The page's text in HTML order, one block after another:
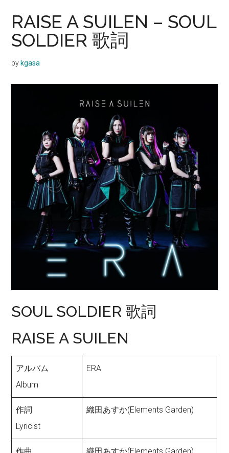
RAISE A SUILEN – SOUL
SOLDIER 歌詞
by kgasa
SOUL SOLDIER 歌詞
RAISE A SUILEN
アルバム
Album
ERA
作詞
Lyricist
織田あすか(Elements Garden)